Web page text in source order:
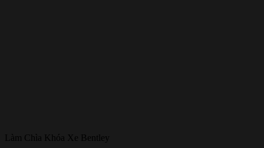
Làm Chìa Khóa Xe Bentley